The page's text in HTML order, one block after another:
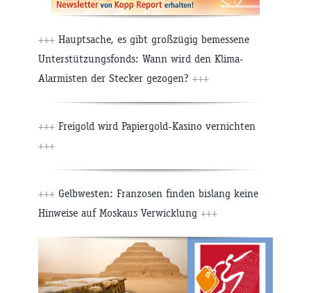
+++ Hauptsache, es gibt großzügig bemessene
Unterstützungsfonds: Wann wird den Klima-
Alarmisten der Stecker gezogen? +++
+++ Freigold wird Papiergold-Kasino vernichten
+++
+++ Gelbwesten: Franzosen finden bislang keine
Hinweise auf Moskaus Verwicklung +++